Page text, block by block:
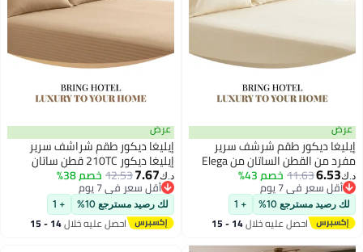
عرض
إيليغا ديكور طقم شرشف سرير
مفرد من القطن الساتان من Elega
Decor 210TC ، 2 قطعة | شرشف
مسطح ناعم وقابل للتنفس
سم | معتمد من OEKO-TEX و ECAS
د.ك‏6.53
11.63خصم 43%
أقل سعر في 7 يوم
أقل سعر في 7 يوم
لك رصيد مسترجع 10% + 1
احصل عليه خلال 14 - 15
عرض
إيليغا ديكور طقم شراشف سرير
إيليغا ديكور 210TC قطن ساتان
مزدوج الخطوط 3 قطع | ملاءة ساتان
| معتمد من OEKO-TEX و ECAS
د.ك‏7.67
12.53خصم 38%
أقل سعر في 7 يوم
أقل سعر في 7 يوم
لك رصيد مسترجع 10% + 1
احصل عليه خلال 14 - 15